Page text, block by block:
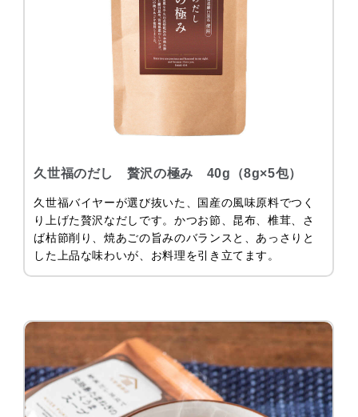
久世福のだし 贅沢の極み 40g（8g×5包）
久世福バイヤーが選び抜いた、国産の風味原料でつく
り上げた贅沢なだしです。かつお節、昆布、椎茸、さ
ば枯節削り、焼あごの旨みのバランスと、あっさりと
した上品な味わいが、お料理を引き立てます。